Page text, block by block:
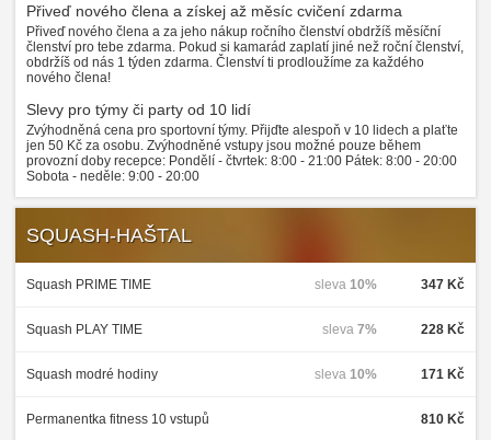
Přiveď nového člena a získej až měsíc cvičení zdarma
Přiveď nového člena a za jeho nákup ročního členství obdržíš měsíční
členství pro tebe zdarma. Pokud si kamarád zaplatí jiné než roční členství,
obdržíš od nás 1 týden zdarma. Členství ti prodloužíme za každého
nového člena!
Slevy pro týmy či party od 10 lidí
Zvýhodněná cena pro sportovní týmy. Přijďte alespoň v 10 lidech a plaťte
jen 50 Kč za osobu. Zvýhodněné vstupy jsou možné pouze během
provozní doby recepce: Pondělí - čtvrtek: 8:00 - 21:00 Pátek: 8:00 - 20:00
Sobota - neděle: 9:00 - 20:00
SQUASH-HAŠTAL
Squash PRIME TIME 347 Kč
sleva 10%
Squash PLAY TIME 228 Kč
sleva 7%
Squash modré hodiny 171 Kč
sleva 10%
Permanentka fitness 10 vstupů 810 Kč